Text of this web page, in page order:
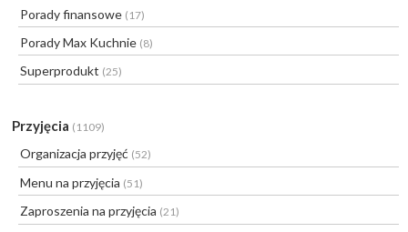
Porady finansowe (17)
Porady Max Kuchnie (8)
Superprodukt (25)
Przyjęcia (1109)
Organizacja przyjęć (52)
Menu na przyjęcia (51)
Zaproszenia na przyjęcia (21)